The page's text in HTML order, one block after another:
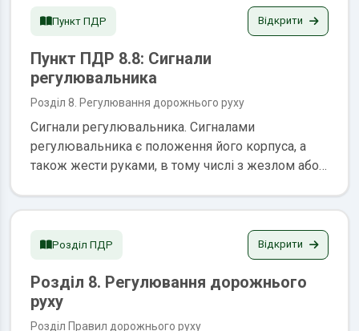
Пункт ПДР Відкрити
Пункт ПДР 8.8: Сигнали
регулювальника
Розділ 8. Регулювання дорожнього руху
Сигнали регулювальника. Сигналами
регулювальника є положення його корпуса, а
також жести руками, в тому числі з жезлом або
лівого і правого боків — дозволено рух трамвая
прямо, нерейковим транспортним засобам —
прямо і...
Розділ ПДР Відкрити
Розділ 8. Регулювання дорожнього
руху
Розділ Правил дорожнього руху